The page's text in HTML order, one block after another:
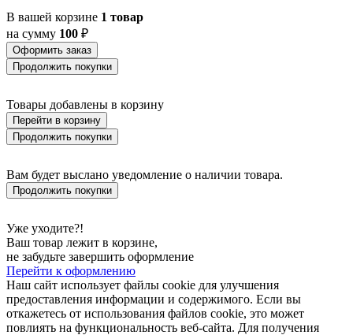
В вашей корзине 1 товар
на сумму 100 ₽
Оформить заказ
Продолжить покупки
Товары добавлены в корзину
Перейти в корзину
Продолжить покупки
Вам будет выслано уведомление о наличии товара.
Продолжить покупки
Уже уходите?!
Ваш товар лежит в корзине,
не забудьте завершить оформление
Перейти к оформлению
Наш сайт использует файлы cookie для улучшения
предоставления информации и содержимого. Если вы
откажетесь от использования файлов cookie, это может
повлиять на функциональность веб-сайта. Для получения